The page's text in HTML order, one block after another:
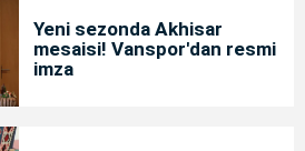
Yeni sezonda Akhisar
mesaisi! Vanspor'dan resmi
imza